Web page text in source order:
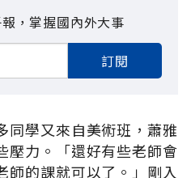
，掌握國內外大事
訂閱
同學又來自美術班，蕭雅
壓力。「還好有些老師會
師的課就可以了。」剛入